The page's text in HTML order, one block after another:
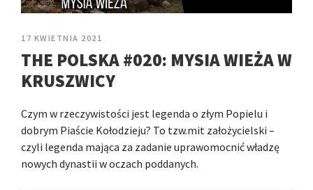
17 KWIETNIA 2021
THE POLSKA #020: MYSIA WIEŻA W
KRUSZWICY
Czym w rzeczywistości jest legenda o złym Popielu i
dobrym Piaście Kołodzieju? To tzw.mit założycielski –
czyli legenda mająca za zadanie uprawomocnić władzę
nowych dynastii w oczach poddanych.